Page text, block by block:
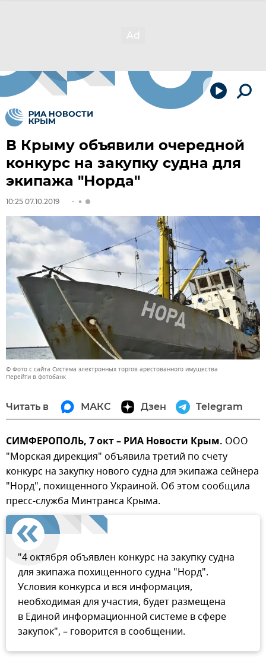
В Крыму объявили очередной
конкурс на закупку судна для
экипажа "Норда"
10:25 07.10.2019
© Фото с сайта Система электронных торгов арестованного имущества
Перейти в фотобанк
Читать в МАКС Дзен Telegram
СИМФЕРОПОЛЬ, 7 окт – РИА Новости Крым. ООО
"Морская дирекция" объявила третий по счету
конкурс на закупку нового судна для экипажа сейнера
"Норд", похищенного Украиной. Об этом сообщила
пресс-служба Минтранса Крыма.
"4 октября объявлен конкурс на закупку судна
для экипажа похищенного судна "Норд".
Условия конкурса и вся информация,
необходимая для участия, будет размещена
в Единой информационной системе в сфере
закупок", – говорится в сообщении.